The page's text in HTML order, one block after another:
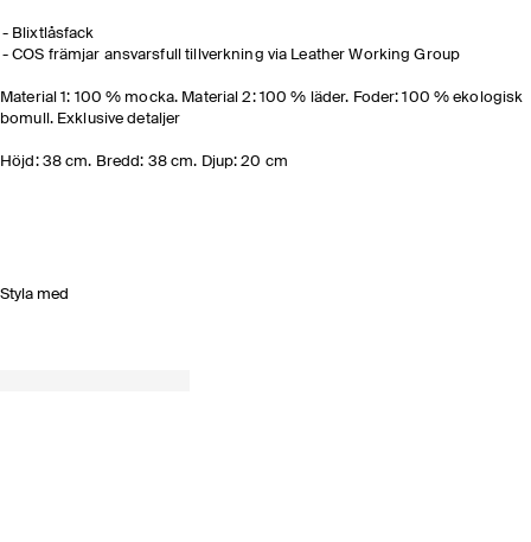
Blixtlåsfack
COS främjar ansvarsfull tillverkning via Leather Working Group
Material 1: 100 % mocka. Material 2: 100 % läder. Foder: 100 % ekologisk
bomull. Exklusive detaljer
Höjd: 38 cm. Bredd: 38 cm. Djup: 20 cm
Styla med